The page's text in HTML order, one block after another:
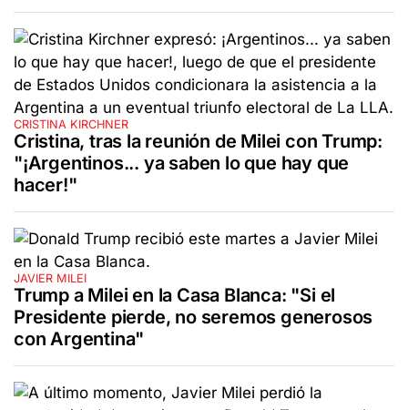
CRISTINA KIRCHNER
Cristina, tras la reunión de Milei con Trump:
"¡Argentinos... ya saben lo que hay que
hacer!"
JAVIER MILEI
Trump a Milei en la Casa Blanca: "Si el
Presidente pierde, no seremos generosos
con Argentina"